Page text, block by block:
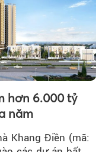
hơn 6.000 tỷ
năm
Khang Điền (mã: